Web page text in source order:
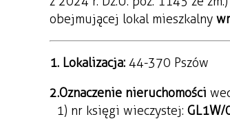
FUNDUSZE ZEWNĘTRZNE
POWIATOWY LIDER
PRZEDSIĘBIORCZOŚCI
"PSZOW.PL"
KOMUNIKACJA I TRANSPORT
obejmującej lokal mieszkalny
1. Lokalizacja: 44-370 Pszów
2. Oznaczenie nieruchomości
1) nr księgi wieczystej: